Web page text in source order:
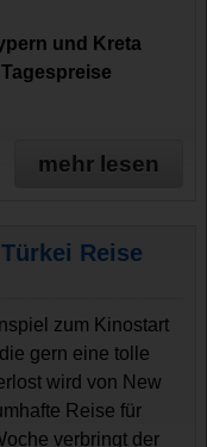
und Kreta
mehr lesen
Reise
zum Kinostart
gern eine tolle
wird von New
Reise für
verbringt der